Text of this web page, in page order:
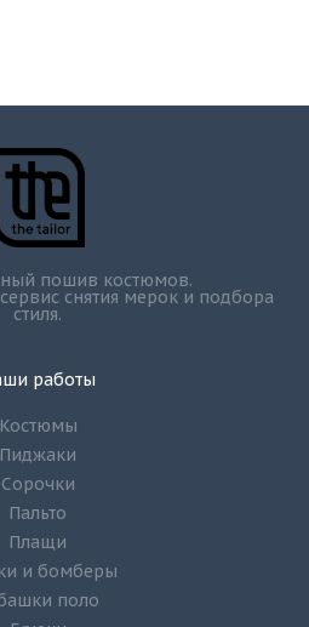
пошив костюмов.
снятия мерок и подбора
стиля.
работы
Костюмы
Пиджаки
Сорочки
Пальто
Плащи
и бомберы
поло